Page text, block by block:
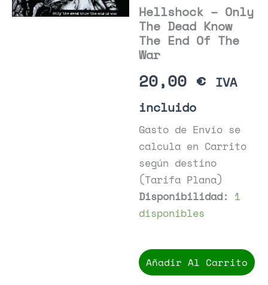
Hellshock – Only
The Dead Know
The End Of The
War
20,00 € IVA
incluido
Gasto de Envío se
calcula en Carrito
según destino
(Tarifa Plana)
Disponibilidad: 1
disponibles
-
Only
Añadir Al Carrito